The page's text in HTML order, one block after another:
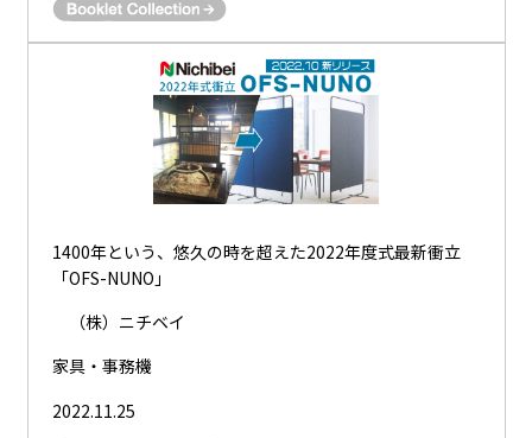
1400年という、悠久の時を超えた2022年度式最新衝立
「OFS-NUNO」
（株）ニチベイ
家具・事務機
2022.11.25